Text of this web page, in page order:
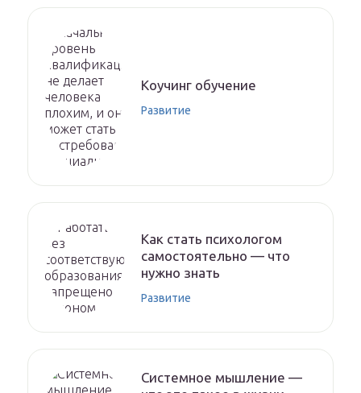
Коучинг обучение
Развитие
Как стать психологом
самостоятельно — что
нужно знать
Развитие
Системное мышление —